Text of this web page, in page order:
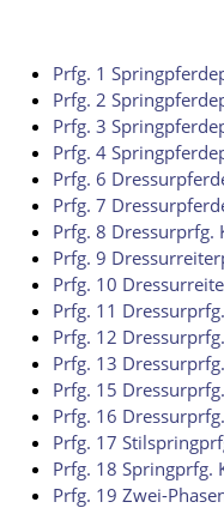
Prfg. 1
Prfg. 2
Prfg. 3
Prfg. 4
Prfg. 6
Prfg. 7
Prfg. 8 Dressurprfg.
Prfg. 9
Prfg. 10
Prfg. 11
Prfg. 12
Prfg. 13
Prfg. 15
Prfg. 16
Prfg. 17
Prfg. 18 Springprfg.
Prfg. 19 Zwei-